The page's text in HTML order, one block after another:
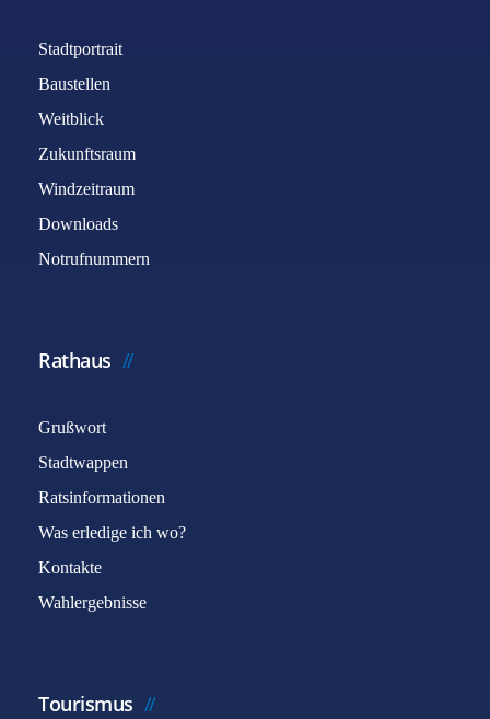
Stadtportrait
Baustellen
Weitblick
Zukunftsraum
Windzeitraum
Downloads
Notrufnummern
Rathaus
Grußwort
Stadtwappen
Ratsinformationen
Was erledige ich wo?
Kontakte
Wahlergebnisse
Tourismus